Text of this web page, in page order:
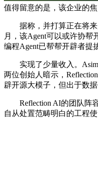
值得留意的是，该企业的
据称，并打算正在将来
月，该Agent可以或许协
编程Agent已帮帮开辟者提
实现了少量收入。
两位创始人暗示，
辟开源大模子，但出于数
Reflection AI的团队阵容
自从处置范畴明白的工程